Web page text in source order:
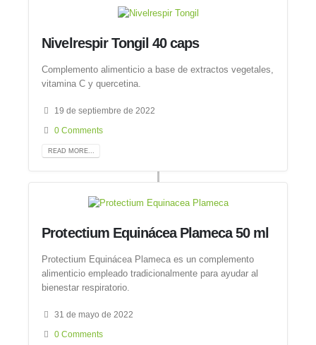
Nivelrespir Tongil 40 caps
Complemento alimenticio a base de extractos vegetales,
vitamina C y quercetina.
19 de septiembre de 2022
0 Comments
READ MORE...
Protectium Equinácea Plameca 50 ml
Protectium Equinácea Plameca es un complemento
alimenticio empleado tradicionalmente para ayudar al
bienestar respiratorio.
31 de mayo de 2022
0 Comments